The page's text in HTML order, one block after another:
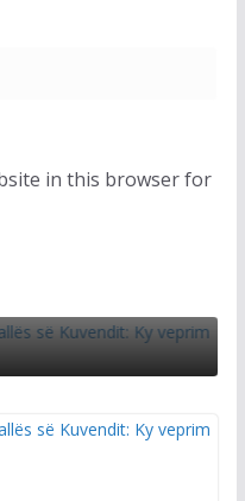
in this browser for
sallës së Kuvendit: